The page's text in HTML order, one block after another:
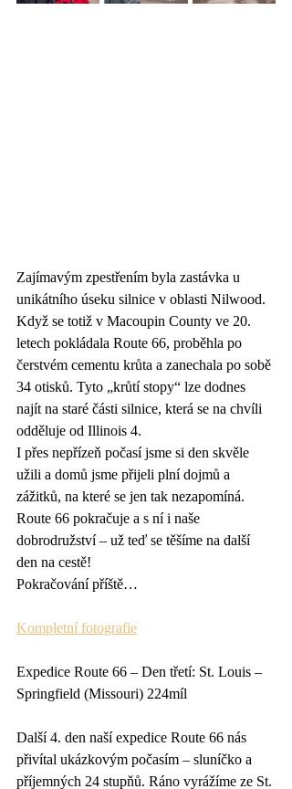
Zajímavým zpestřením byla zastávka u
unikátního úseku silnice v oblasti Nilwood.
Když se totiž v Macoupin County ve 20.
letech pokládala Route 66, proběhla po
čerstvém cementu krůta a zanechala po sobě
34 otisků. Tyto „krůtí stopy“ lze dodnes
najít na staré části silnice, která se na chvíli
odděluje od Illinois 4.
I přes nepřízeň počasí jsme si den skvěle
užili a domů jsme přijeli plní dojmů a
zážitků, na které se jen tak nezapomíná.
Route 66 pokračuje a s ní i naše
dobrodružství – už teď se těšíme na další
den na cestě!
Pokračování příště…
Kompletní fotografie
Expedice Route 66 – Den třetí: St. Louis –
Springfield (Missouri) 224míl
Další 4. den naší expedice Route 66 nás
přivítal ukázkovým počasím – sluníčko a
příjemných 24 stupňů. Ráno vyrážíme ze St.